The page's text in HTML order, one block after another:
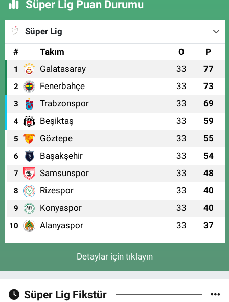
Süper Lig Puan Durumu
Süper Lig
#
Takım O P
1 Galatasaray 33 77
2 Fenerbahçe 33 73
3 Trabzonspor 33 69
4 Beşiktaş 33 59
5 Göztepe 33 55
6 Başakşehir 33 54
7 Samsunspor 33 48
8 Rizespor 33 40
9 Konyaspor 33 40
10 Alanyaspor 33 37
Detaylar için tıklayın
Süper Lig Fikstür